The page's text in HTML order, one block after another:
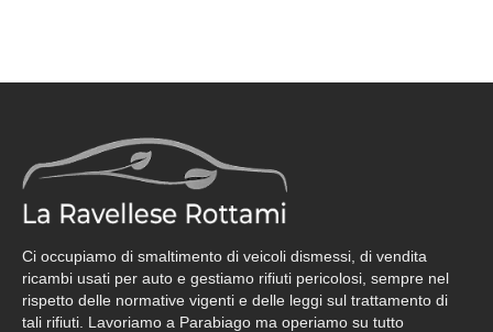
Ci occupiamo di smaltimento di veicoli dismessi, di vendita
ricambi usati per auto e gestiamo rifiuti pericolosi, sempre nel
rispetto delle normative vigenti e delle leggi sul trattamento di
tali rifiuti. Lavoriamo a Parabiago ma operiamo su tutto